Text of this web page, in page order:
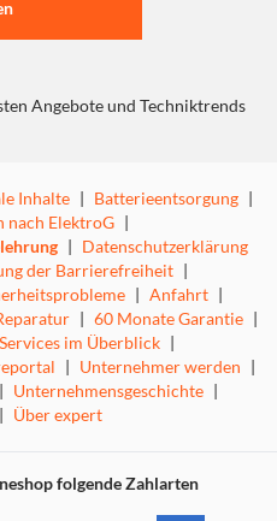
Angebote und Techniktrends
Inhalte | Batterieentsorgung |
nach ElektroG |
| Datenschutzerklärung
der Barrierefreiheit |
| Anfahrt |
| 60 Monate Garantie |
im Überblick |
| Unternehmer werden |
| Unternehmensgeschichte |
| Über expert
folgende Zahlarten